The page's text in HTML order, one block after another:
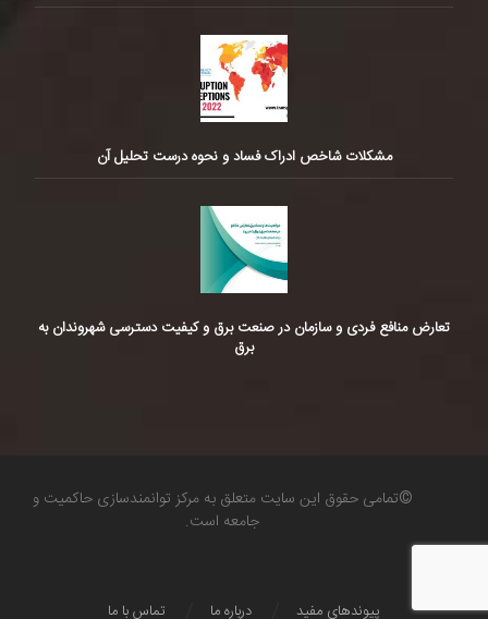
مشکلات شاخص ادراک فساد و نحوه درست تحلیل آن
تعارض منافع فردی و سازمان در صنعت برق و کیفیت دسترسی شهروندان به
برق
©تمامی حقوق این سایت متعلق به مرکز توانمندسازی حاکمیت و
جامعه است.
تماس با ما درباره ما پیوندهای مفید